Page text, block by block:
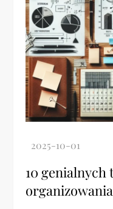
10